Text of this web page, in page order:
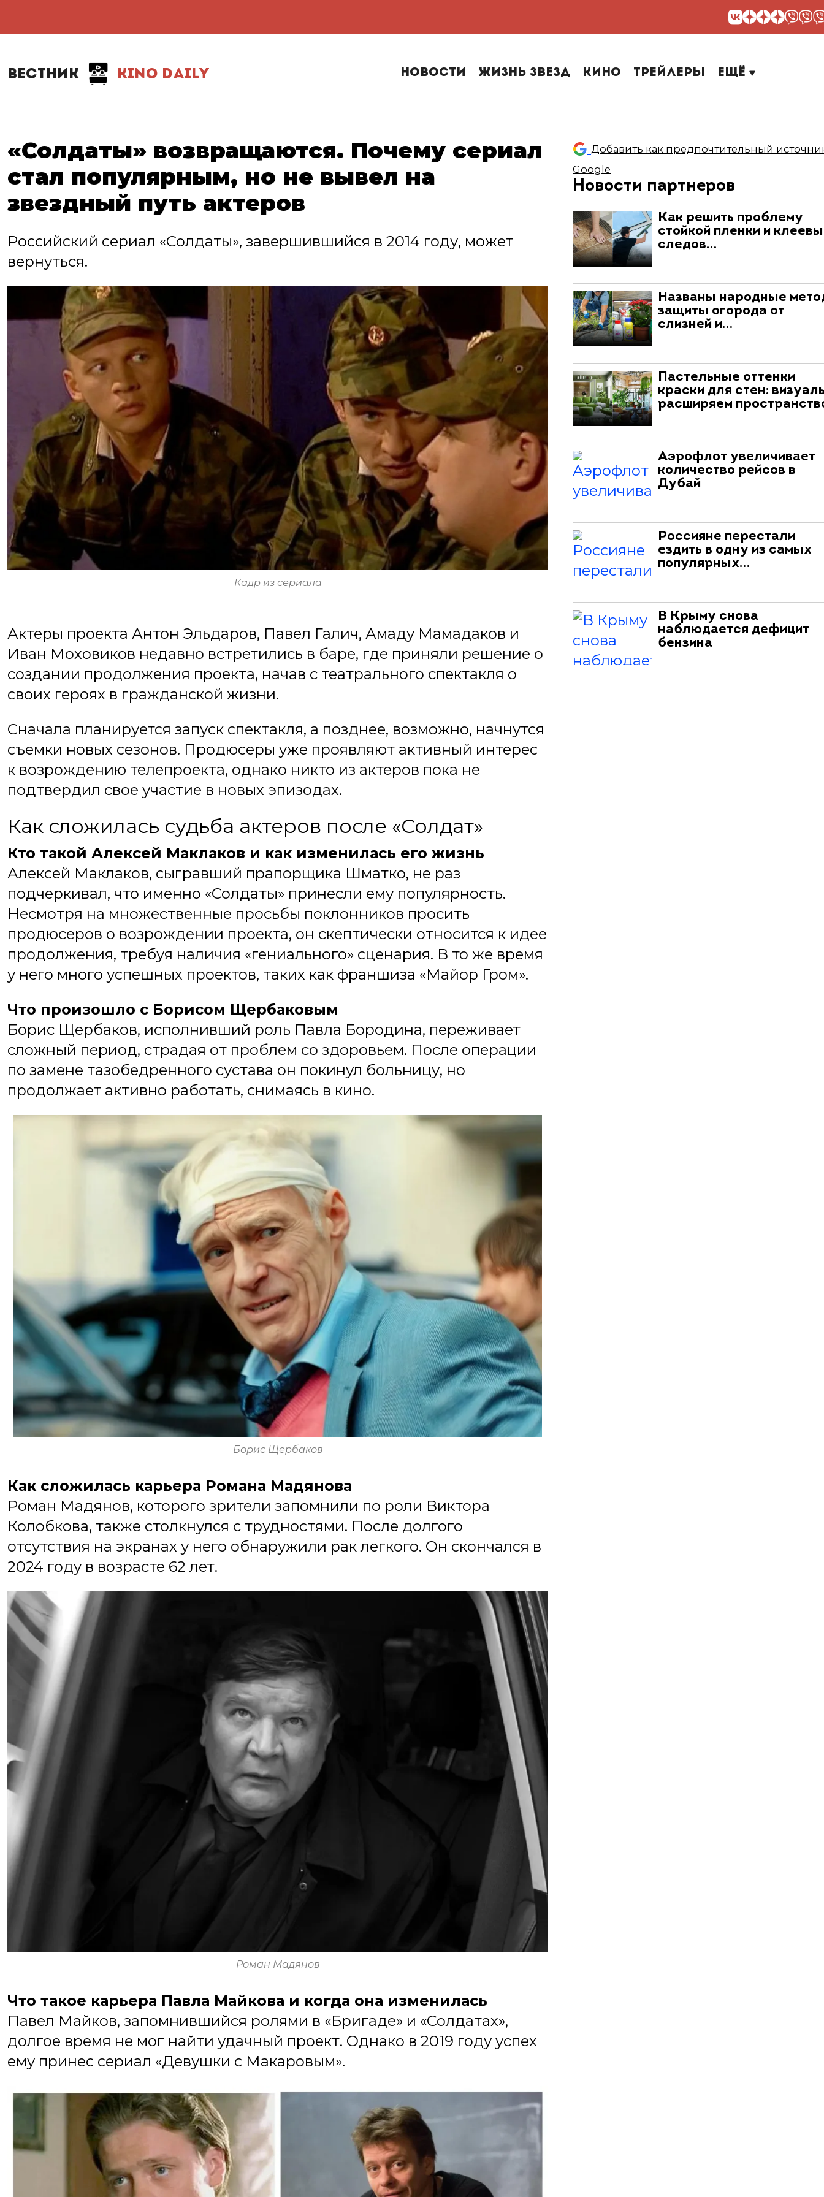
ВЕСТНИК KINO DAILY Новости Жизнь звезд Кино Трейлеры Ещё
«Солдаты» возвращаются. Почему сериал
стал популярным, но не вывел на
звездный путь актеров
Российский сериал «Солдаты», завершившийся в 2014 году, может
вернуться.
Кадр из сериала
Актеры проекта Антон Эльдаров, Павел Галич, Амаду Мамадаков и
Иван Моховиков недавно встретились в баре, где приняли решение о
создании продолжения проекта, начав с театрального спектакля о
своих героях в гражданской жизни.
Сначала планируется запуск спектакля, а позднее, возможно, начнутся
съемки новых сезонов. Продюсеры уже проявляют активный интерес
к возрождению телепроекта, однако никто из актеров пока не
подтвердил свое участие в новых эпизодах.
Как сложилась судьба актеров после «Солдат»
Кто такой Алексей Маклаков и как изменилась его жизнь
Алексей Маклаков, сыгравший прапорщика Шматко, не раз
подчеркивал, что именно «Солдаты» принесли ему популярность.
Несмотря на множественные просьбы поклонников просить
продюсеров о возрождении проекта, он скептически относится к идее
продолжения, требуя наличия «гениального» сценария. В то же время
у него много успешных проектов, таких как франшиза «Майор Гром».
Что произошло с Борисом Щербаковым
Борис Щербаков, исполнивший роль Павла Бородина, переживает
сложный период, страдая от проблем со здоровьем. После операции
по замене тазобедренного сустава он покинул больницу, но
продолжает активно работать, снимаясь в кино.
Борис Щербаков
Как сложилась карьера Романа Мадянова
Роман Мадянов, которого зрители запомнили по роли Виктора
Колобкова, также столкнулся с трудностями. После долгого
отсутствия на экранах у него обнаружили рак легкого. Он скончался в
2024 году в возрасте 62 лет.
Роман Мадянов
Что такое карьера Павла Майкова и когда она изменилась
Павел Майков, запомнившийся ролями в «Бригаде» и «Солдатах»,
долгое время не мог найти удачный проект. Однако в 2019 году успех
ему принес сериал «Девушки с Макаровым».
Добавить как предпочтительный
Google
Новости партнеров
Как решить проблему
стойкой пленки и
следов…
Названы народные
защиты огорода от
слизней и…
Пастельные оттенки
краски для стен:
расширяем
Аэрофлот увеличивает
количество рейсов в
Дубай
Россияне перестали
ездить в одну из самых
популярных…
В Крыму снова
наблюдается дефицит
бензина